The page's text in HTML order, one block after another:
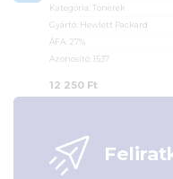
Kategória:Tonerek
Gyártó: Hewlett Packard
ÁFA: 27%
Azonosító:1537
12 250 Ft